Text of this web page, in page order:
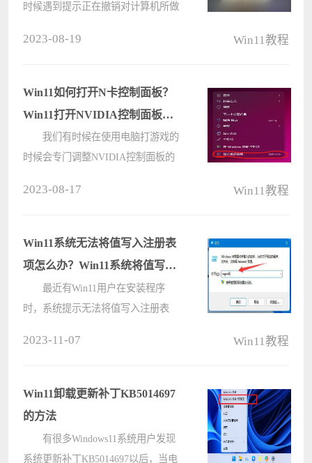
时候遇到提示正在撤销对计算机所做
算机所做的更改修复方法。
Win1????
2023-08-19 Win11教程
Win11如何打开N卡控制面板？
Win11打开NVIDIA控制面板的
方法
我们有时候在使用电脑打游戏的
时候会专门调整NVIDIA控制面板的
下面就和小编一起来看看打开
NVIDIA控制面板的????
2023-08-17 Win11教程
Win11系统无法将值写入注册表
项怎么办？Win11系统将值写入
注册表方法
最近有Win11用户在安装程序
时，系统提示无法将值写入注册表
者添加注册表权限来解决 ，下面来看
看具体????
2023-11-07 Win11教程
Win11卸载更新补丁KB5014697
的方法
有很多Windows11系统用户发现
系统更新补丁KB5014697以后，当电